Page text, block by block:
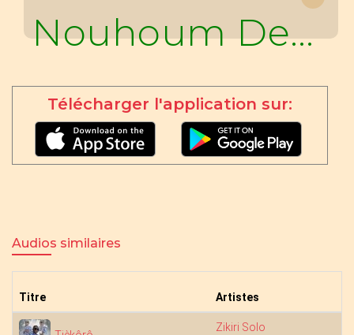
Nouhoum Dembele
Télécharger l'application sur:
Audios similaires
Titre Artistes
Zikiri Solo